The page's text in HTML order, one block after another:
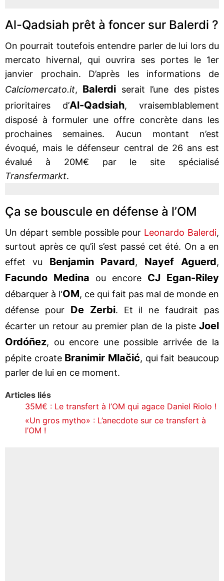
Al-Qadsiah prêt à foncer sur Balerdi ?
On pourrait toutefois entendre parler de lui lors du
mercato hivernal, qui ouvrira ses portes le 1er
janvier prochain. D’après les informations de
Calciomercato.it, Balerdi serait l’une des pistes
prioritaires d’Al-Qadsiah, vraisemblablement
disposé à formuler une offre concrète dans les
prochaines semaines. Aucun montant n’est
évoqué, mais le défenseur central de 26 ans est
évalué à 20M€ par le site spécialisé
Transfermarkt.
Ça se bouscule en défense à l’OM
Un départ semble possible pour Leonardo Balerdi,
surtout après ce qu’il s’est passé cet été. On a en
effet vu Benjamin Pavard, Nayef Aguerd,
Facundo Medina ou encore CJ Egan-Riley
débarquer à l'OM, ce qui fait pas mal de monde en
défense pour De Zerbi. Et il ne faudrait pas
écarter un retour au premier plan de la piste Joel
Ordóñez, ou encore une possible arrivée de la
pépite croate Branimir Mlačić, qui fait beaucoup
parler de lui en ce moment.
Articles liés
35M€ : Le transfert à l’OM qui agace Daniel Riolo !
«Un gros mytho» : L’anecdote sur ce transfert à
l’OM !